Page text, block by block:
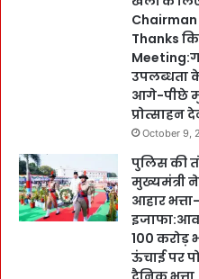
Chairman
Thanks
उपलब्धता
आगे-पीछे
प्रोत्साहन
October 9,
पुलिस की
मुख्यमंत्री
आहार
100 करोड़
ऊंचाई पर